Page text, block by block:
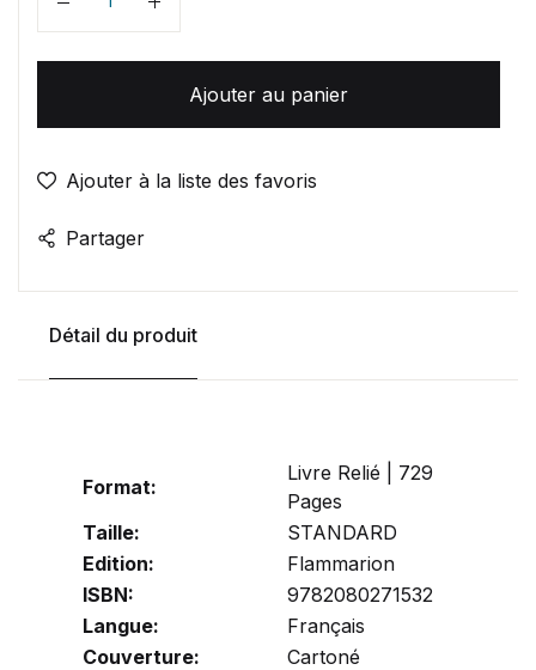
Quantité
Ajouter au panier
Ajouter à la liste des favoris
Partager
Détail du produit
Format:
Livre Relié | 729
Pages
Taille:
STANDARD
Edition:
Flammarion
ISBN:
9782080271532
Langue:
Français
Couverture:
Cartoné